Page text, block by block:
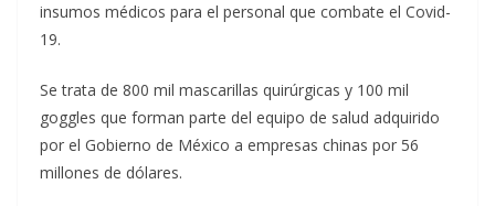
insumos médicos para el personal que combate el Covid-
19.
Se trata de 800 mil mascarillas quirúrgicas y 100 mil
goggles que forman parte del equipo de salud adquirido
por el Gobierno de México a empresas chinas por 56
millones de dólares.